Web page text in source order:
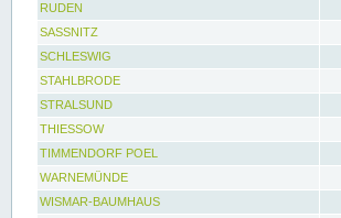
RUDEN
SASSNITZ
SCHLESWIG
STAHLBRODE
STRALSUND
THIESSOW
TIMMENDORF POEL
WARNEMÜNDE
WISMAR-BAUMHAUS